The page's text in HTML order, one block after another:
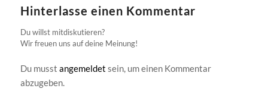
Hinterlasse einen Kommentar
Du willst mitdiskutieren?
Wir freuen uns auf deine Meinung!
Du musst angemeldet sein, um einen Kommentar
abzugeben.